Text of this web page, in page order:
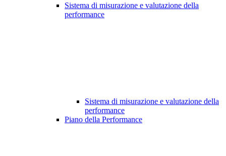
Sistema di misurazione e valutazione della
performance
Sistema di misurazione e valutazione della
performance
Piano della Performance